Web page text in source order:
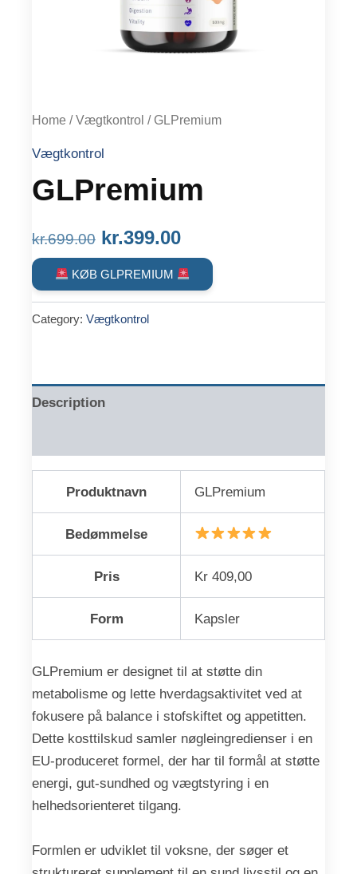
Home /Vægtkontrol / GLPremium
Vægtkontrol
GLPremium
kr.699.00 Original
price
was:
kr.699.00.
kr.399.00Current
price
is:
KØB GLPREMIUM
Category: Vægtkontrol
Description
Produktnavn GLPremium
Bedømmelse
Pris Kr 409,00
Form Kapsler
GLPremium er designet til at støtte din
metabolisme og lette hverdagsaktivitet ved at
fokusere på balance i stofskiftet og appetitten.
Dette kosttilskud samler nøgleingredienser i en
EU-produceret formel, der har til formål at støtte
energi, gut-sundhed og vægtstyring i en
helhedsorienteret tilgang.
Formlen er udviklet til voksne, der søger et